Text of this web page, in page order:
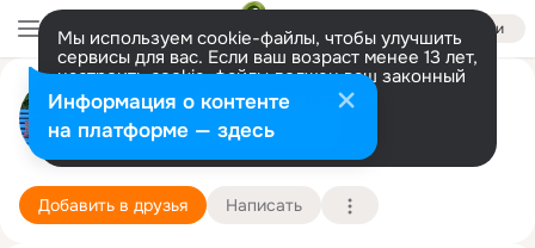
Войти
Мы используем cookie-файлы, чтобы улучшить
сервисы для вас. Если ваш возраст менее 13 лет,
настроить cookie-файлы должен ваш законный
представитель. Больше информации
Разрешить все Настроить
Светлана Артёменко (Рюпина)
Саратов
4 сентября (45 лет)
Лицей гуманитарных наукПодробнее
Добавить в друзья Написать
Информация о контенте
на платформе — здесь